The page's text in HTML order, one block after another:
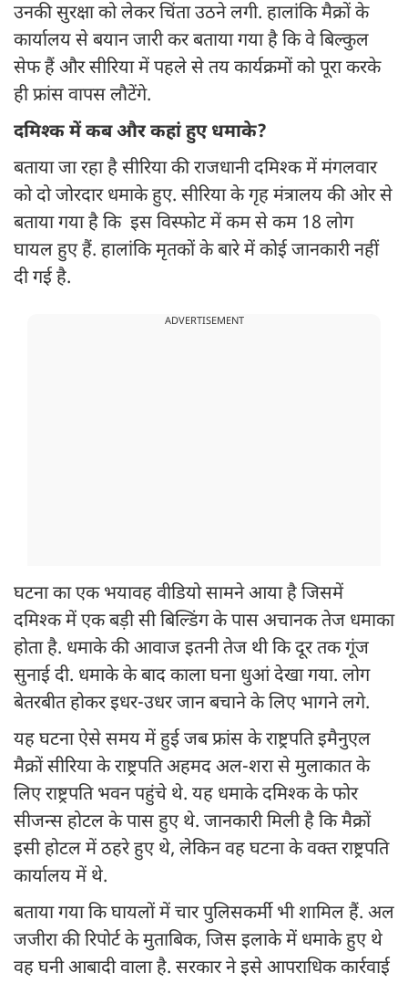
उनकी सुरक्षा को लेकर चिंता उठने लगी. हालांकि मैक्रों के
कार्यालय से बयान जारी कर बताया गया है कि वे बिल्कुल
सेफ हैं और सीरिया में पहले से तय कार्यक्रमों को पूरा करके
ही फ्रांस वापस लौटेंगे.
दमिश्क में कब और कहां हुए धमाके?
बताया जा रहा है सीरिया की राजधानी दमिश्क में मंगलवार
को दो जोरदार धमाके हुए. सीरिया के गृह मंत्रालय की ओर से
बताया गया है कि इस विस्‍फोट में कम से कम 18 लोग
घायल हुए हैं. हालांकि मृतकों के बारे में कोई जानकारी नहीं
दी गई है.
ADVERTISEMENT
घटना का एक भयावह वीडियो सामने आया है जिसमें
दमिश्क में एक बड़ी सी बिल्डिंग के पास अचानक तेज धमाका
होता है. धमाके की आवाज इतनी तेज थी कि दूर तक गूंज
सुनाई दी. धमाके के बाद काला घना धुआं देखा गया. लोग
बेतरबीत होकर इधर-उधर जान बचाने के लिए भागने लगे.
यह घटना ऐसे समय में हुई जब फ्रांस के राष्ट्रपति इमैनुएल
मैक्रों सीरिया के राष्ट्रपति अहमद अल-शरा से मुलाकात के
लिए राष्ट्रपति भवन पहुंचे थे. यह धमाके दमिश्क के फोर
सीजन्स होटल के पास हुए थे. जानकारी मिली है कि मैक्रों
इसी होटल में ठहरे हुए थे, लेकिन वह घटना के वक्त राष्ट्रपति
कार्यालय में थे.
बताया गया कि घायलों में चार पुलिसकर्मी भी शामिल हैं. अल
जजीरा की रिपोर्ट के मुताबिक, जिस इलाके में धमाके हुए थे
वह घनी आबादी वाला है. सरकार ने इसे आपराधिक कार्रवाई